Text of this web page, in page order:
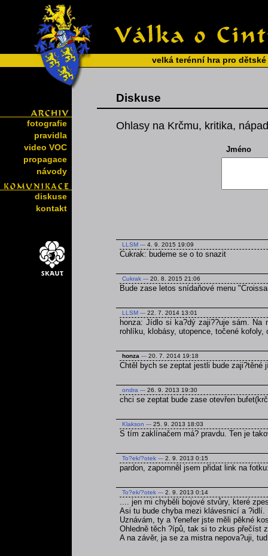
velká terénní hra pro
fotografie
pravidla
video VOC
propagace
návody
diskuse
kontakt
Diskuse
Ohlasy na Krčmu, kritika,
Jméno
LLSM --- 4. 9. 2015 19:09
Cukrak: budeme se o to snazit
Cukrak --- 20. 8. 2015 21:06
Bude zase letos snídaňové menu
LLSM --- 22. 7. 2014 13:01
honza: Jídlo si ka?dý zaji??uje sám.
rohlíku, klobásy, utopence, točené kofoly,
honza --- 20. 7. 2014 19:18
Chtěl bych se zeptat jestli bude zaji?těné
ondra --- 26. 9. 2013 19:30
chci se zeptat bude zase otevřen
Klakson --- 25. 9. 2013 18:03
S tím zaklínačem má? pravdu. Ten je
To?ek/?otek --- 2. 9. 2013 0:15
pardon, zapomněl jsem přidat link na
To?ek/?otek --- 2. 9. 2013 0:14
.... jen mi chyběli bojové stvůry, které
Asi tu bude chyba mezi klávesnicí a ?idlí.
Uznávám, ty a Yenefer jste měli pěkné
Ohledně těch ?ípů, tak si to zkus přečíst
A na závěr, ja se za mistra nepova?uji,